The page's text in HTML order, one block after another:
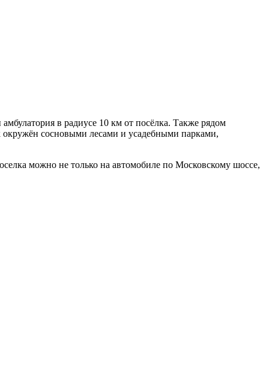
в радиусе 10 км от посёлка. Также рядом
окружён сосновыми лесами и усадебными парками,
можно не только на автомобиле по Московскому шоссе,